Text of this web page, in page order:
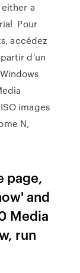
a
Pour
accédez
d'un
images
N,
page,
and
Media
run